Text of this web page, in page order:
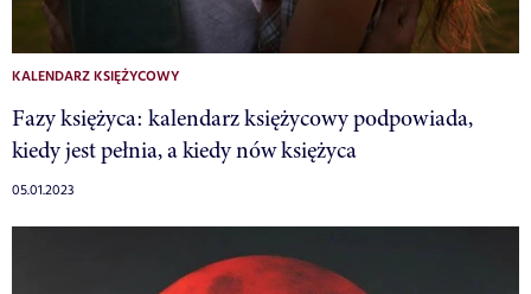
KALENDARZ KSIĘŻYCOWY
Fazy księżyca: kalendarz księżycowy podpowiada,
kiedy jest pełnia, a kiedy nów księżyca
05.01.2023